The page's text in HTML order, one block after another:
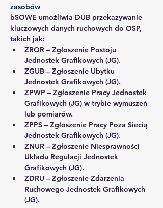
zasobów
bSOWE umożliwia DUB przekazywanie
kluczowych danych ruchowych do OSP,
takich jak:
ZROR – Zgłoszenie Postoju
Jednostek Grafikowych (JG).
ZGUB – Zgłoszenie Ubytku
Jednostek Grafikowych (JG).
ZPWP – Zgłoszenie Pracy Jednostek
Grafikowych (JG) w trybie wymuszeń
lub pomiarów.
ZPPS – Zgłoszenie Pracy Poza Siecią
Jednostek Grafikowych (JG).
ZNUR – Zgłoszenie Niesprawności
Układu Regulacji Jednostek
Grafikowych (JG).
ZDRU – Zgłoszenie Zdarzenia
Ruchowego Jednostek Grafikowych
(JG).